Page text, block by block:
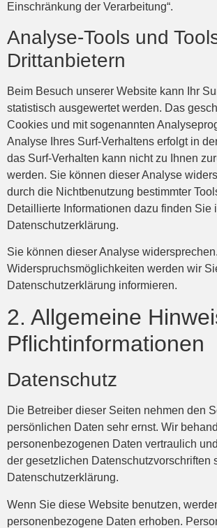
Einschränkung der Verarbeitung“.
Analyse-Tools und
Drittanbietern
Beim Besuch unserer Website kann Ihr
statistisch ausgewertet werden. Das
Cookies und mit sogenannten
Analyse Ihres Surf-Verhaltens erfolgt in
das Surf-Verhalten kann nicht zu Ihnen
werden. Sie können dieser Analyse
durch die Nichtbenutzung bestimmter
Detaillierte Informationen dazu finden Sie
Datenschutzerklärung.
Sie können dieser Analyse
Widerspruchsmöglichkeiten werden wir
Datenschutzerklärung informieren.
2. Allgemeine
Pflichtinformationen
Datenschutz
Die Betreiber dieser Seiten nehmen den
persönlichen Daten sehr ernst. Wir
personenbezogenen Daten vertraulich
der gesetzlichen Datenschutzvorschriften
Datenschutzerklärung.
Wenn Sie diese Website benutzen,
personenbezogene Daten erhoben.